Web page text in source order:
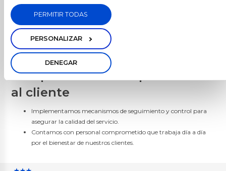
PERMITIR TODAS
PERSONALIZAR
DENEGAR
Oportuna Visa Debit
Pago Colegios Militares
Pago DeUna
Tarjetas de Crédito
Nuestras Tarjetas
Avance de Efectivo
Seguros
Canjea tus Millas
Noticias
reclamos y quejas
Los clientes tienen derecho de presentar sus quejas y reclamos.
Contamos con varios canales y mecanismos para presentar sus
quejas y reclamos, las atendemos en el menor tiempo posible.
Compromiso con la protección
al cliente
Implementamos mecanismos de seguimiento y control para
asegurar la calidad del servicio.
Contamos con personal comprometido que trabaja día a día
por el bienestar de nuestros clientes.